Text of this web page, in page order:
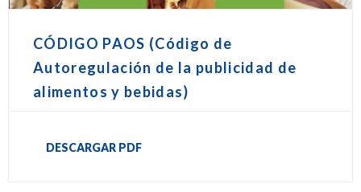
CÓDIGO PAOS (Código de
Autoregulación de la publicidad de
alimentos y bebidas)
DESCARGAR PDF